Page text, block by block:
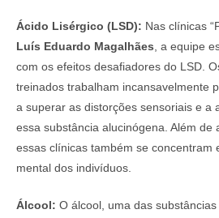
Ácido Lisérgico (LSD): Nas clínicas
Luís Eduardo Magalhães , a equipe
com os efeitos desafiadores do LSD.
treinados trabalham incansavelmente
a superar as distorções sensoriais e a
essa substância alucinógena. Além de
essas clínicas também se concentram
mental dos indivíduos.
Álcool: O álcool, uma das